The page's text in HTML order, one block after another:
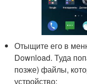
Отыщите его в
Download. Туда
позже) файлы,
устройство;